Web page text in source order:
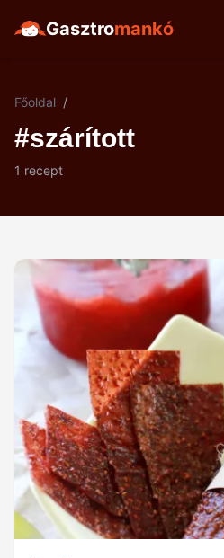
Gasztromankó
Főoldal /
#szárított
1 recept